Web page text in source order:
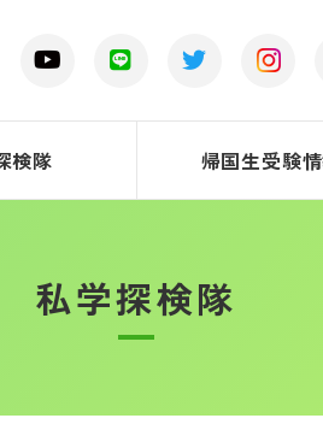
検隊 帰国生受験
私学探検隊